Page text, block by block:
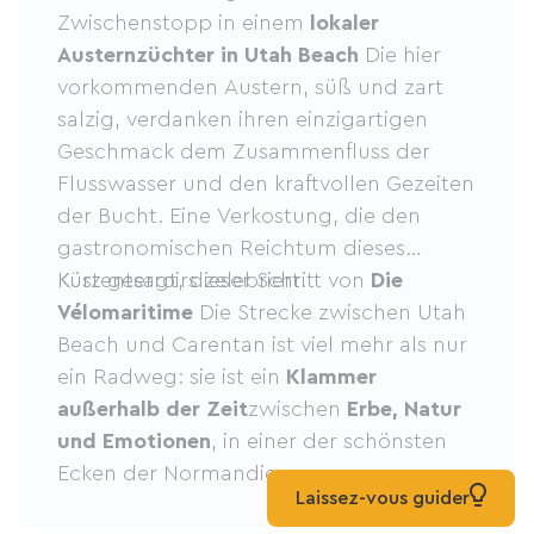
Zwischenstopp in einem
lokaler
Austernzüchter in Utah Beach Die hier
vorkommenden Austern, süß und zart
salzig, verdanken ihren einzigartigen
Geschmack dem Zusammenfluss der
Flusswasser und den kraftvollen Gezeiten
der Bucht. Eine Verkostung, die den
gastronomischen Reichtum dieses
Küstenterroirs zelebriert.
Kurz gesagt, dieser Schritt von Die
Vélomaritime Die Strecke zwischen Utah
Beach und Carentan ist viel mehr als nur
ein Radweg: sie ist ein Klammer
außerhalb der Zeitzwischen Erbe, Natur
und Emotionen , in einer der schönsten
Ecken der Normandie.
Laissez-vous guider